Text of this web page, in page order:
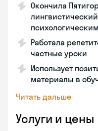
Окончила
Работала
частные уроки
Использует
материалы в
Читать дальше
Услуги и цены